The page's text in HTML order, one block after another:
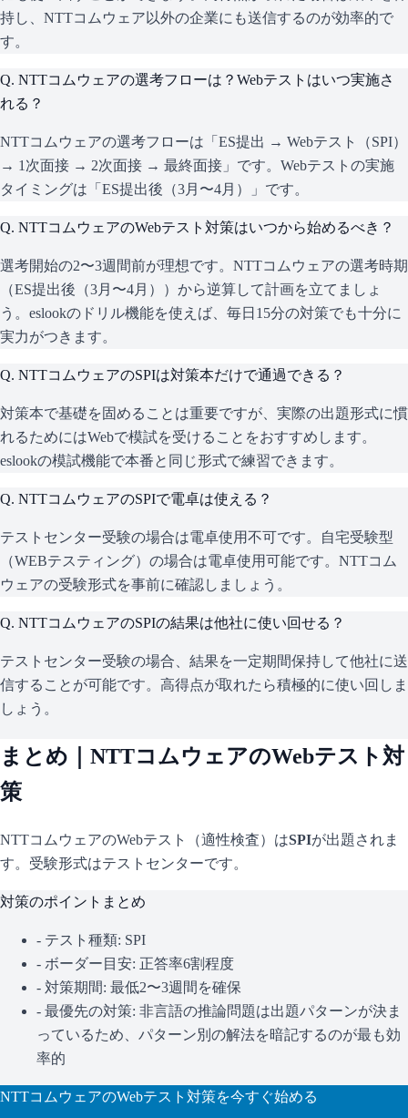
持し、NTTコムウェア以外の企業にも送信するのが効率的で
す。
Q. NTTコムウェアの選考フローは？Webテストはいつ実施さ
れる？
NTTコムウェアの選考フローは「ES提出 → Webテスト（SPI）
→ 1次面接 → 2次面接 → 最終面接」です。Webテストの実施
タイミングは「ES提出後（3月〜4月）」です。
Q. NTTコムウェアのWebテスト対策はいつから始めるべき？
選考開始の2〜3週間前が理想です。NTTコムウェアの選考時期
（ES提出後（3月〜4月））から逆算して計画を立てましょ
う。eslookのドリル機能を使えば、毎日15分の対策でも十分に
実力がつきます。
Q. NTTコムウェアのSPIは対策本だけで通過できる？
対策本で基礎を固めることは重要ですが、実際の出題形式に慣
れるためにはWebで模試を受けることをおすすめします。
eslookの模試機能で本番と同じ形式で練習できます。
Q. NTTコムウェアのSPIで電卓は使える？
テストセンター受験の場合は電卓使用不可です。自宅受験型
（WEBテスティング）の場合は電卓使用可能です。NTTコム
ウェアの受験形式を事前に確認しましょう。
Q. NTTコムウェアのSPIの結果は他社に使い回せる？
テストセンター受験の場合、結果を一定期間保持して他社に送
信することが可能です。高得点が取れたら積極的に使い回しま
しょう。
まとめ｜ NTTコムウェアのWebテスト対
策
NTTコムウェアのWebテスト（適性検査）はSPIが出題されま
す。 受験形式はテストセンターです。
対策のポイントまとめ
- テスト種類: SPI
- ボーダー目安: 正答率6割程度
- 対策期間: 最低2〜3週間を確保
- 最優先の対策: 非言語の推論問題は出題パターンが決ま
っているため、パターン別の解法を暗記するのが最も効
率的
NTTコムウェアのWebテスト対策を今すぐ始める